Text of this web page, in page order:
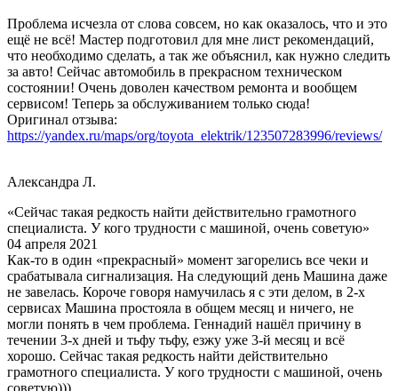
Проблема исчезла от слова совсем, но как оказалось, что и это
ещё не всё! Мастер подготовил для мне лист рекомендаций,
что необходимо сделать, а так же объяснил, как нужно следить
за авто! Сейчас автомобиль в прекрасном техническом
состоянии! Очень доволен качеством ремонта и вообщем
сервисом! Теперь за обслуживанием только сюда!
Оригинал отзыва:
https://yandex.ru/maps/org/toyota_elektrik/123507283996/reviews/
Александра Л.
«Сейчас такая редкость найти действительно грамотного
специалиста. У кого трудности с машиной, очень советую»
04 апреля 2021
Как-то в один «прекрасный» момент загорелись все чеки и
срабатывала сигнализация. На следующий день Машина даже
не завелась. Короче говоря намучилась я с эти делом, в 2-х
сервисах Машина простояла в общем месяц и ничего, не
могли понять в чем проблема. Геннадий нашёл причину в
течении 3-х дней и тьфу тьфу, езжу уже 3-й месяц и всё
хорошо. Сейчас такая редкость найти действительно
грамотного специалиста. У кого трудности с машиной, очень
советую)))